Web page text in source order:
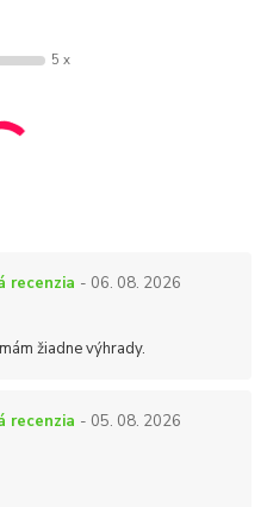
5 x
recenzia - 06. 08. 2026
žiadne výhrady.
recenzia - 05. 08. 2026